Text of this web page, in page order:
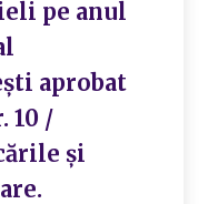
pe anul
aprobat
10 /
și